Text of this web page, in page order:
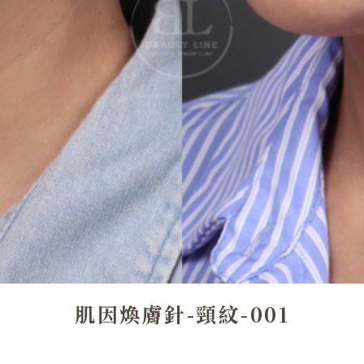
肌因煥膚針-頸紋-001